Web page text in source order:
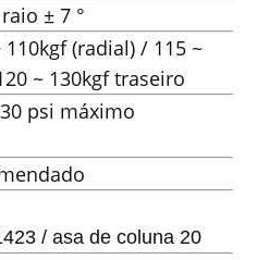
± 7 °
110kgf (radial) / 115 ~
~ 130kgf traseiro
psi máximo
/ asa de coluna 20